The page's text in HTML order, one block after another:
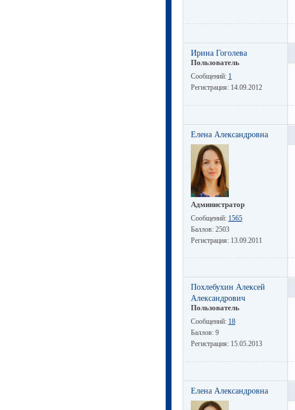
Ирина Гоголева
Пользователь
Сообщений: 1
Регистрация: 14.09.2012
Елена Александровна
Администратор
Сообщений: 1565
Баллов: 2503
Регистрация: 13.09.2011
Похлебухин Алексей
Александрович
Пользователь
Сообщений: 18
Баллов: 9
Регистрация: 15.05.2013
Елена Александровна